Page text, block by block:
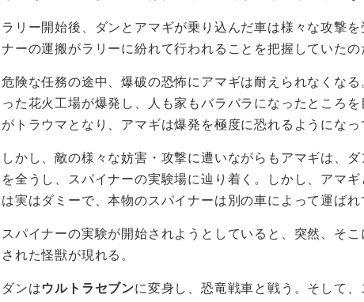
ラリー開始後、ダンとアマギが乗り込んだ車は様々な攻撃を
ナーの運搬がラリーに紛れて行われることを把握していたの
危険な任務の途中、爆破の恐怖にアマギは耐えられなくな
った花火工場が爆発し、人も家もバラバラになったところ
がトラウマとなり、アマギは爆発を極度に恐れるようになっ
しかし、敵の様々な妨害・攻撃に遭いながらもアマギは、
を全うし、スパイナーの実験場に辿り着く。しかし、アマ
は実はダミーで、本物のスパイナーは別の車によって運ばれ
スパイナーの実験が開始されようとしていると、突然、そ
された怪獣が現れる。
ダンはウルトラセブンに変身し、恐竜戦車と戦う。そして